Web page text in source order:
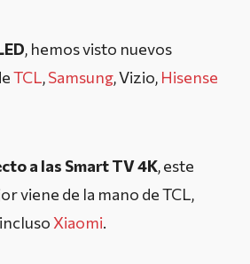
, hemos visto nuevos
TCL,Samsung, Vizio, Hisense
a las Smart TV 4K, este
viene de la mano de TCL,
Xiaomi.